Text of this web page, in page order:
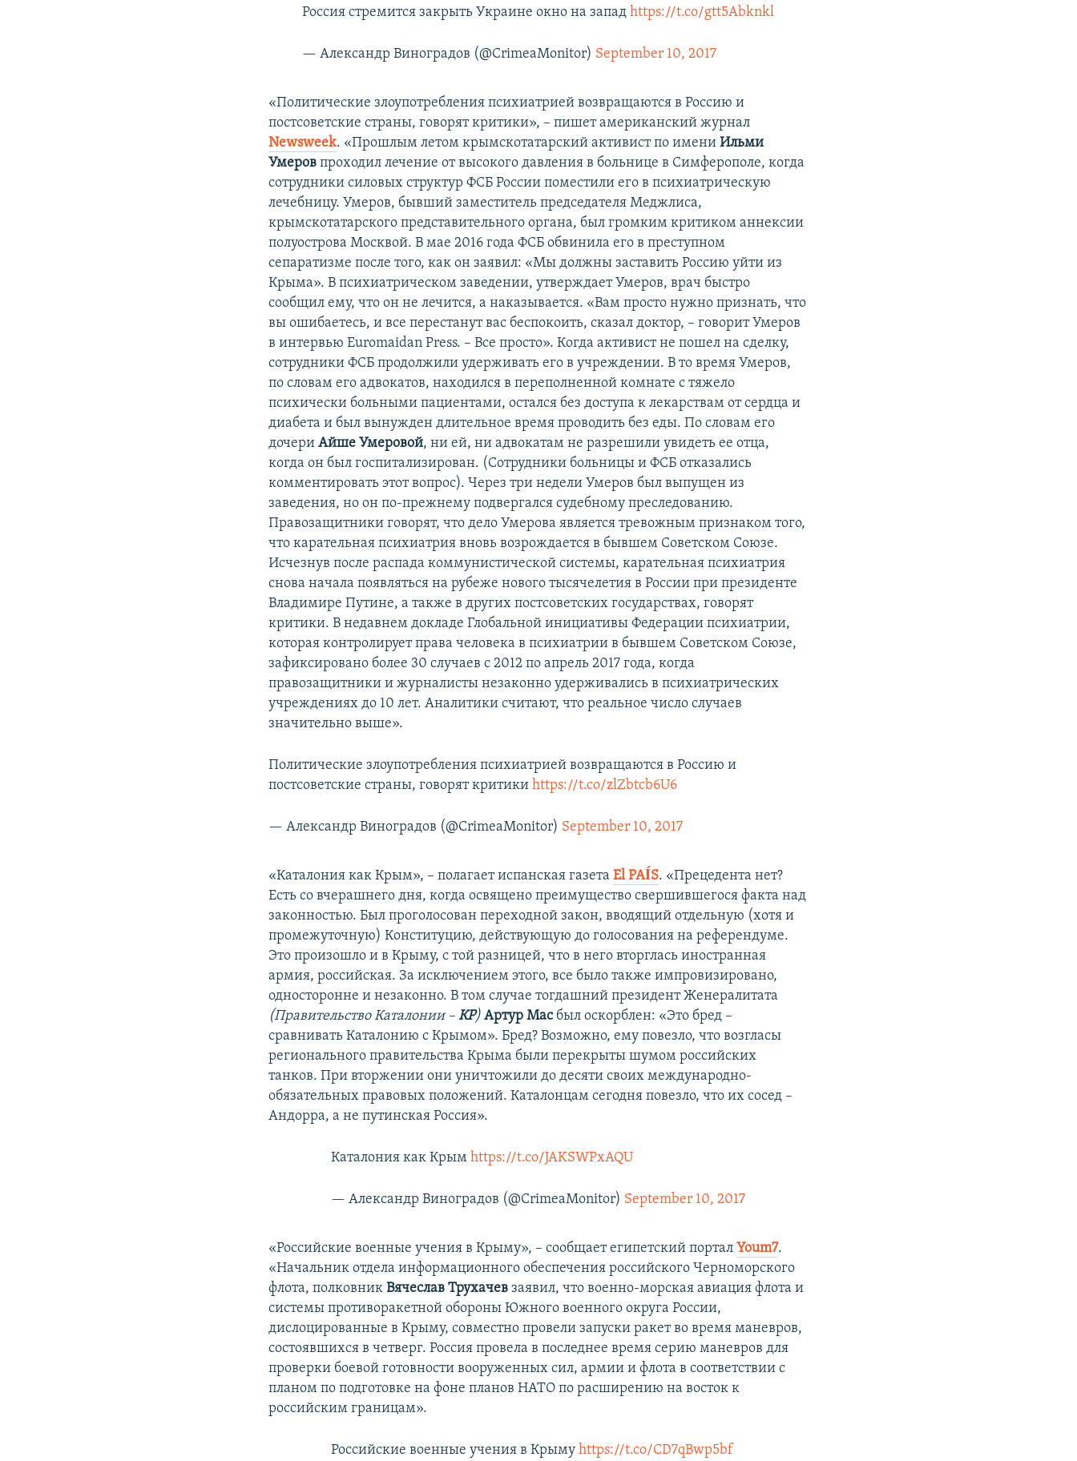
Россия стремится закрыть Украине окно на западhttps://t.co/gtt5Abknkl
— Александр Виноградов (@CrimeaMonitor) September 10, 2017
«Политические злоупотребления психиатрией возвращаются в Россию и
постсоветские страны, говорят критики», – пишет американский журнал
Newsweek. «Прошлым летом крымскотатарский активист по имениИльми
Умеров проходил лечение от высокого давления в больнице в Симферополе, когда
сотрудники силовых структур ФСБ России поместили его в психиатрическую
лечебницу. Умеров, бывший заместитель председателя Меджлиса,
крымскотатарского представительного органа, был громким критиком аннексии
полуострова Москвой. В мае 2016 года ФСБ обвинила его в преступном
сепаратизме после того, как он заявил: «Мы должны заставить Россию уйти из
Крыма». В психиатрическом заведении, утверждает Умеров, врач быстро
сообщил ему, что он не лечится, а наказывается. «Вам просто нужно признать, что
вы ошибаетесь, и все перестанут вас беспокоить, сказал доктор, – говорит Умеров
в интервью Euromaidan Press. – Все просто». Когда активист не пошел на сделку,
сотрудники ФСБ продолжили удерживать его в учреждении. В то время Умеров,
по словам его адвокатов, находился в переполненной комнате с тяжело
психически больными пациентами, остался без доступа к лекарствам от сердца и
диабета и был вынужден длительное время проводить без еды. По словам его
дочериАйше Умеровой, ни ей, ни адвокатам не разрешили увидеть ее отца,
когда он был госпитализирован. (Сотрудники больницы и ФСБ отказались
комментировать этот вопрос). Через три недели Умеров был выпущен из
заведения, но он по-прежнему подвергался судебному преследованию.
Правозащитники говорят, что дело Умерова является тревожным признаком того,
что карательная психиатрия вновь возрождается в бывшем Советском Союзе.
Исчезнув после распада коммунистической системы, карательная психиатрия
снова начала появляться на рубеже нового тысячелетия в России при президенте
Владимире Путине, а также в других постсоветских государствах, говорят
критики. В недавнем докладе Глобальной инициативы Федерации психиатрии,
которая контролирует права человека в психиатрии в бывшем Советском Союзе,
зафиксировано более 30 случаев с 2012 по апрель 2017 года, когда
правозащитники и журналисты незаконно удерживались в психиатрических
учреждениях до 10 лет. Аналитики считают, что реальное число случаев
значительно выше».
Политические злоупотребления психиатрией возвращаются в Россию и
постсоветские страны, говорят критикиhttps://t.co/zlZbtcb6U6
— Александр Виноградов (@CrimeaMonitor) September 10, 2017
«Каталония как Крым», – полагает испанская газетаElPAÍS. «Прецедента нет?
Есть со вчерашнего дня, когда освящено преимущество свершившегося факта над
законностью. Был проголосован переходной закон, вводящий отдельную (хотя и
промежуточную) Конституцию, действующую до голосования на референдуме.
Это произошло и в Крыму, с той разницей, что в него вторглась иностранная
армия, российская. За исключением этого, все было также импровизировано,
односторонне и незаконно. В том случае тогдашний президент Женералитата
(Правительство Каталонии –КР)Артур Мас был оскорблен: «Это бред –
сравнивать Каталонию с Крымом». Бред? Возможно, ему повезло, что возгласы
регионального правительства Крыма были перекрыты шумом российских
танков. При вторжении они уничтожили до десяти своих международно-
обязательных правовых положений. Каталонцам сегодня повезло, что их сосед –
Андорра, а не путинская Россия».
Каталония как Крымhttps://t.co/JAKSWPxAQU
— Александр Виноградов (@CrimeaMonitor) September 10, 2017
«Российские военные учения в Крыму», – сообщает египетский порталYoum7.
«Начальник отдела информационного обеспечения российского Черноморского
флота, полковникВячеслав Трухачев заявил, что военно-морская авиация флота и
системы противоракетной обороны Южного военного округа России,
дислоцированные в Крыму, совместно провели запуски ракет во время маневров,
состоявшихся в четверг. Россия провела в последнее время серию маневров для
проверки боевой готовности вооруженных сил, армии и флота в соответствии с
планом по подготовке на фоне планов НАТО по расширению на восток к
российским границам».
Российские военные учения в Крымуhttps://t.co/CD7qBwp5bf